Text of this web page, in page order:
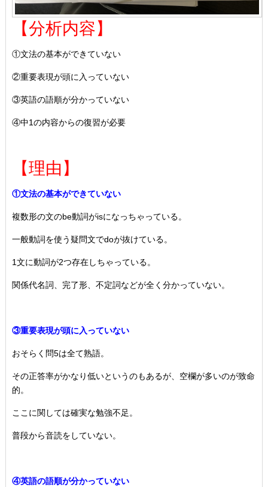
【分析内容】
①文法の基本ができていない
②重要表現が頭に入っていない
③英語の語順が分かっていない
④中1の内容からの復習が必要
【理由】
①文法の基本ができていない
複数形の文のbe動詞がisになっちゃっている。
一般動詞を使う疑問文でdoが抜けている。
1文に動詞が2つ存在しちゃっている。
関係代名詞、完了形、不定詞などが全く分かっていない。
③重要表現が頭に入っていない
おそらく問5は全て熟語。
その正答率がかなり低いというのもあるが、空欄が多いのが致命
的。
ここに関しては確実な勉強不足。
普段から音読をしていない。
④英語の語順が分かっていない